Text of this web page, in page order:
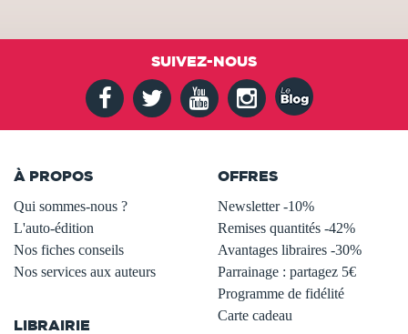
SUIVEZ-NOUS
À PROPOS
Qui sommes-nous ?
L'auto-édition
Nos fiches conseils
Nos services aux auteurs
LIBRAIRIE
OFFRES
Newsletter -10%
Remises quantités -42%
Avantages libraires -30%
Parrainage : partagez 5€
Programme de fidélité
Carte cadeau